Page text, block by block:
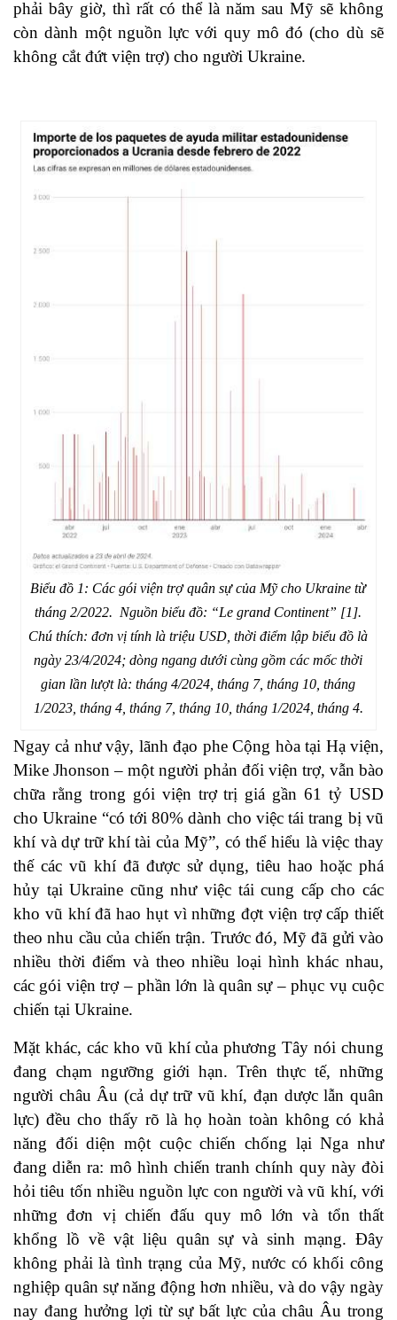
phải bây giờ, thì rất có thể là năm sau Mỹ sẽ không
còn dành một nguồn lực với quy mô đó (cho dù sẽ
không cắt đứt viện trợ) cho người Ukraine.
Biểu đồ 1: Các gói viện trợ quân sự của Mỹ cho Ukraine từ
tháng 2/2022. Nguồn biểu đồ: “Le grand Continent” [1].
Chú thích: đơn vị tính là triệu USD, thời điểm lập biểu đồ là
ngày 23/4/2024; dòng ngang dưới cùng gồm các mốc thời
gian lần lượt là: tháng 4/2024, tháng 7, tháng 10, tháng
1/2023, tháng 4, tháng 7, tháng 10, tháng 1/2024, tháng 4.
Ngay cả như vậy, lãnh đạo phe Cộng hòa tại Hạ viện,
Mike Jhonson – một người phản đối viện trợ, vẫn bào
chữa rằng trong gói viện trợ trị giá gần 61 tỷ USD
cho Ukraine “có tới 80% dành cho việc tái trang bị vũ
khí và dự trữ khí tài của Mỹ”, có thể hiểu là việc thay
thế các vũ khí đã được sử dụng, tiêu hao hoặc phá
hủy tại Ukraine cũng như việc tái cung cấp cho các
kho vũ khí đã hao hụt vì những đợt viện trợ cấp thiết
theo nhu cầu của chiến trận. Trước đó, Mỹ đã gửi vào
nhiều thời điểm và theo nhiều loại hình khác nhau,
các gói viện trợ – phần lớn là quân sự – phục vụ cuộc
chiến tại Ukraine.
Mặt khác, các kho vũ khí của phương Tây nói chung
đang chạm ngưỡng giới hạn. Trên thực tế, những
người châu Âu (cả dự trữ vũ khí, đạn dược lẫn quân
lực) đều cho thấy rõ là họ hoàn toàn không có khả
năng đối diện một cuộc chiến chống lại Nga như
đang diễn ra: mô hình chiến tranh chính quy này đòi
hỏi tiêu tốn nhiều nguồn lực con người và vũ khí, với
những đơn vị chiến đấu quy mô lớn và tổn thất
khổng lồ về vật liệu quân sự và sinh mạng. Đây
không phải là tình trạng của Mỹ, nước có khối công
nghiệp quân sự năng động hơn nhiều, và do vậy ngày
nay đang hưởng lợi từ sự bất lực của châu Âu trong